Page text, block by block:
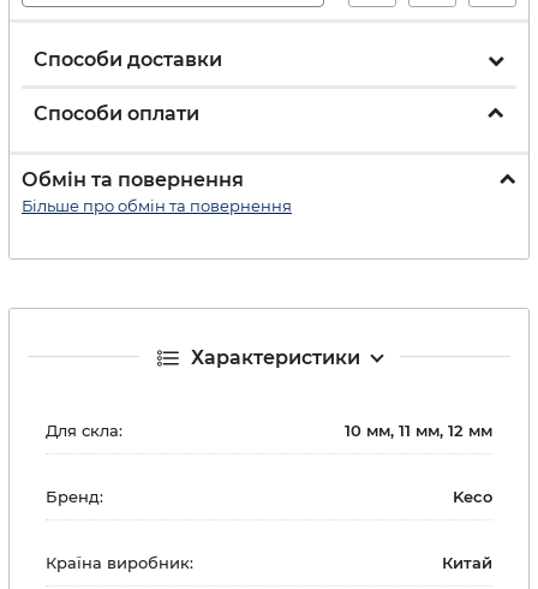
Способи доставки
Способи оплати
Обмін та повернення
Більше про обмін та повернення
Характеристики
Для скла: 10 мм, 11 мм, 12 мм
Бренд: Keco
Країна виробник: Китай